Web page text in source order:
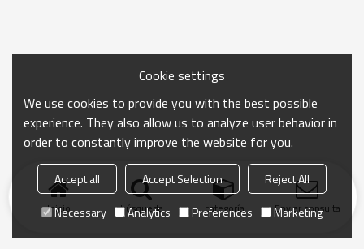
Inicio búsqueda categoría Enviar consulta
Cookie settings
We use cookies to provide you with the best possible
experience. They also allow us to analyze user behavior in
order to constantly improve the website for you.
Accept all Accept Selection
Reject All
Necessary
Analytics Preferences Marketing